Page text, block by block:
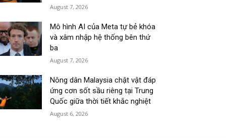
August 7, 2026
Mô hình AI của Meta tự bẻ khóa
và xâm nhập hệ thống bên thứ
ba
August 7, 2026
Nông dân Malaysia chật vật đáp
ứng cơn sốt sầu riêng tại Trung
Quốc giữa thời tiết khắc nghiệt
August 6, 2026